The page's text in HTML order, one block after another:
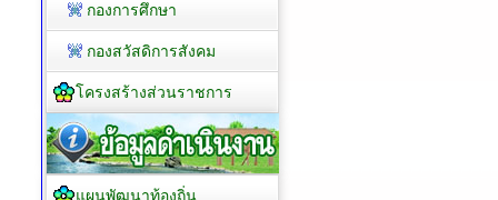
กองการศึกษา
กองสวัสดิการสังคม
โครงสร้างส่วนราชการ
แผนพัฒนาท้องถิ่น